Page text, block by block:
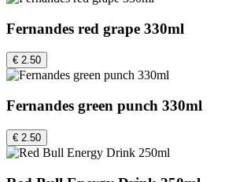
Fernandes red grape 330ml
€ 2.50
Fernandes green punch 330ml
€ 2.50